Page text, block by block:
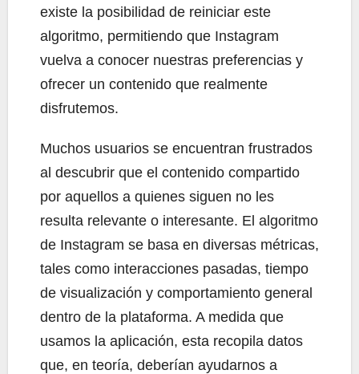
existe la posibilidad de reiniciar este
algoritmo, permitiendo que Instagram
vuelva a conocer nuestras preferencias y
ofrecer un contenido que realmente
disfrutemos.
Muchos usuarios se encuentran frustrados
al descubrir que el contenido compartido
por aquellos a quienes siguen no les
resulta relevante o interesante. El algoritmo
de Instagram se basa en diversas métricas,
tales como interacciones pasadas, tiempo
de visualización y comportamiento general
dentro de la plataforma. A medida que
usamos la aplicación, esta recopila datos
que, en teoría, deberían ayudarnos a